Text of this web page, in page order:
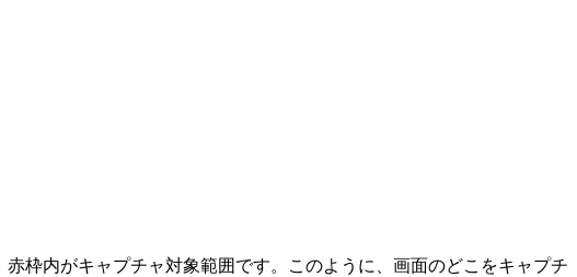
枠内がキャプチャ対象範囲です。このように、画面のどこをキャプチ